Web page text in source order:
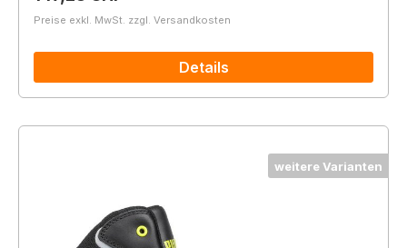
Preise exkl. MwSt. zzgl. Versandkosten
Details
weitere Varianten